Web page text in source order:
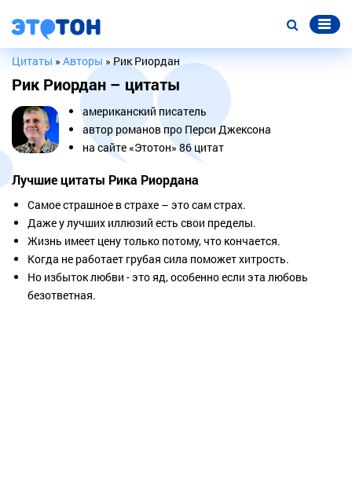
Цитаты » Авторы » Рик Риордан
Рик Риордан – цитаты
американский писатель
автор романов про Перси Джексона
на сайте «Этотон» 86 цитат
Лучшие цитаты Рика Риордана
Самое страшное в страхе – это сам страх.
Даже у лучших иллюзий есть свои пределы.
Жизнь имеет цену только потому, что кончается.
Когда не работает грубая сила поможет хитрость.
Но избыток любви - это яд, особенно если эта любовь
безответная.